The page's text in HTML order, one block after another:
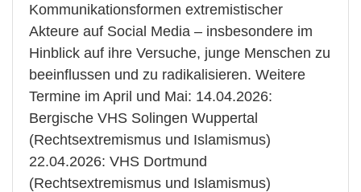
Kommunikationsformen extremistischer
Akteure auf Social Media – insbesondere im
Hinblick auf ihre Versuche, junge Menschen zu
beeinflussen und zu radikalisieren. Weitere
Termine im April und Mai: 14.04.2026:
Bergische VHS Solingen Wuppertal
(Rechtsextremismus und Islamismus)
22.04.2026: VHS Dortmund
(Rechtsextremismus und Islamismus)